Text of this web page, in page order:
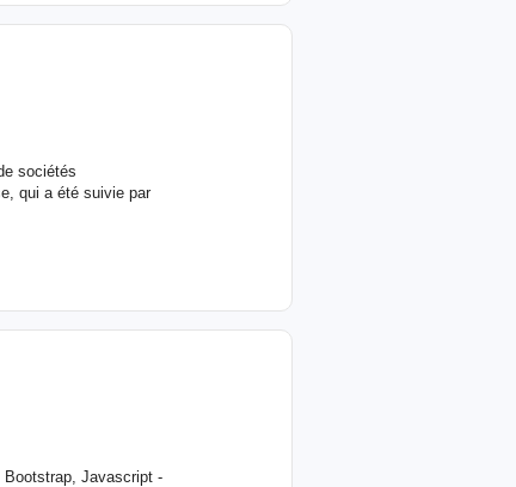
sociétés
qui a été suivie par
Bootstrap, Javascript -